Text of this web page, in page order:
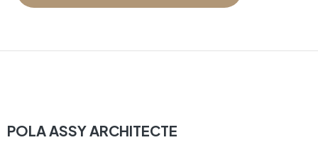
POLA ASSY ARCHITECTE